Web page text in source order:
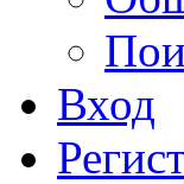
Вход